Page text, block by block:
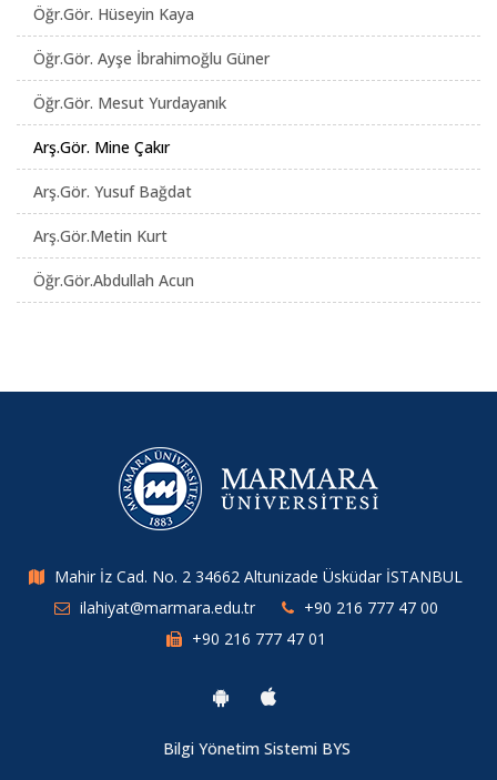
Öğr.Gör. Hüseyin Kaya
Öğr.Gör. Ayşe İbrahimoğlu Güner
Öğr.Gör. Mesut Yurdayanık
Arş.Gör. Mine Çakır
Arş.Gör. Yusuf Bağdat
Arş.Gör.Metin Kurt
Öğr.Gör.Abdullah Acun
Mahir İz Cad. No. 2 34662 Altunizade Üsküdar İSTANBUL
ilahiyat@marmara.edu.tr
+90 216 777 47 00
+90 216 777 47 01
Bilgi Yönetim Sistemi BYS